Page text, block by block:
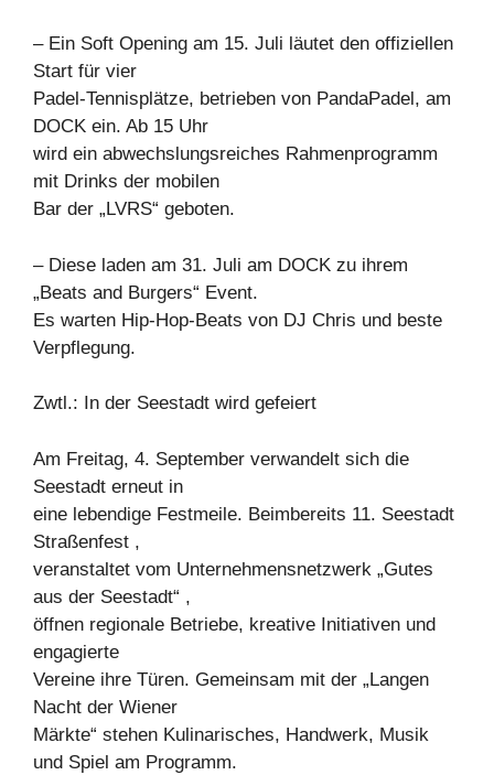
– Ein Soft Opening am 15. Juli läutet den offiziellen
Start für vier
Padel-Tennisplätze, betrieben von PandaPadel, am
DOCK ein. Ab 15 Uhr
wird ein abwechslungsreiches Rahmenprogramm
mit Drinks der mobilen
Bar der „LVRS“ geboten.
– Diese laden am 31. Juli am DOCK zu ihrem
„Beats and Burgers“ Event.
Es warten Hip-Hop-Beats von DJ Chris und beste
Verpflegung.
Zwtl.: In der Seestadt wird gefeiert
Am Freitag, 4. September verwandelt sich die
Seestadt erneut in
eine lebendige Festmeile. Beimbereits 11. Seestadt
Straßenfest ,
veranstaltet vom Unternehmensnetzwerk „Gutes
aus der Seestadt“ ,
öffnen regionale Betriebe, kreative Initiativen und
engagierte
Vereine ihre Türen. Gemeinsam mit der „Langen
Nacht der Wiener
Märkte“ stehen Kulinarisches, Handwerk, Musik
und Spiel am Programm.